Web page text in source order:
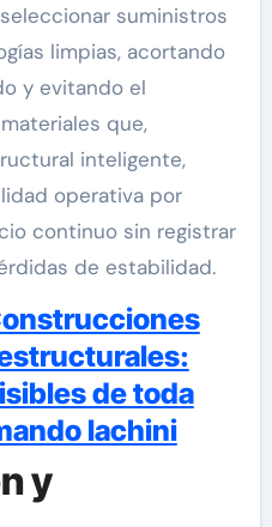
suministros
limpias, acortando
y evitando el
que,
inteligente,
operativa por
continuo sin registrar
de estabilidad.
de toda
Iachini
y